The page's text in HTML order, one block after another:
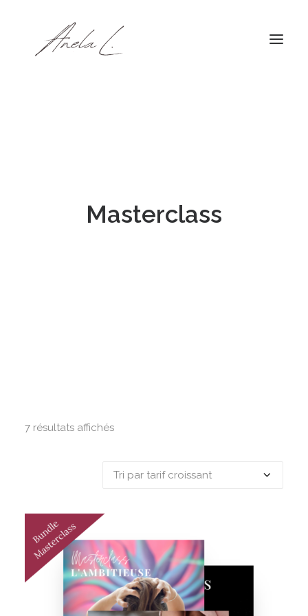
Masterclass
7 résultats affichésTrié
croissant